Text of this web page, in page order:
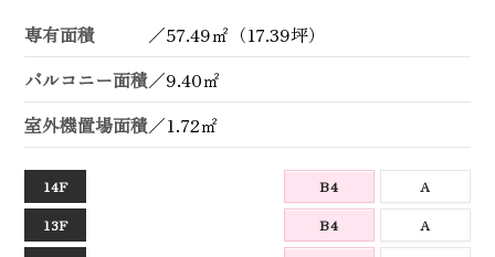
専有面積 ／57.49㎡（17.39坪）
バルコニー面積／9.40㎡
室外機置場面積／1.72㎡
14F B4 A
13F B4 A